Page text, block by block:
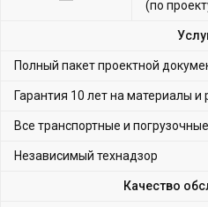
(по
Полный пакет проектной
Гарантия 10 лет на материалы и
Все транспортные и
Независимый технадзор
Качество